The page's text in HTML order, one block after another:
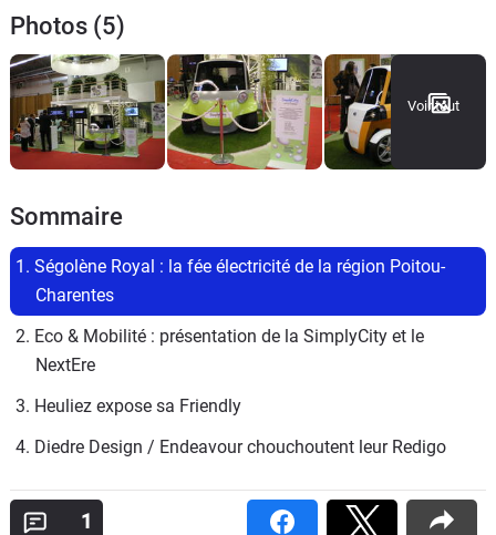
Photos (5)
Voir tout
Sommaire
1. Ségolène Royal : la fée électricité de la région Poitou-
Charentes
2. Eco & Mobilité : présentation de la SimplyCity et le
NextEre
3. Heuliez expose sa Friendly
4. Diedre Design / Endeavour chouchoutent leur Redigo
1